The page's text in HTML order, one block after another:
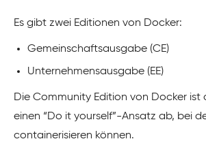
Es gibt zwei Editionen von Docker:
Gemeinschaftsausgabe (CE)
Unternehmensausgabe (EE)
Die Community Edition von Docker
einen “Do it yourself”-Ansatz ab, bei
containerisieren können.